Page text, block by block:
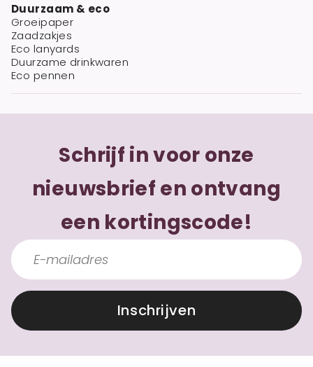
Duurzaam & eco
Groeipaper
Zaadzakjes
Eco lanyards
Duurzame drinkwaren
Eco pennen
Schrijf in voor onze
nieuwsbrief en ontvang
een kortingscode!
Inschrijven